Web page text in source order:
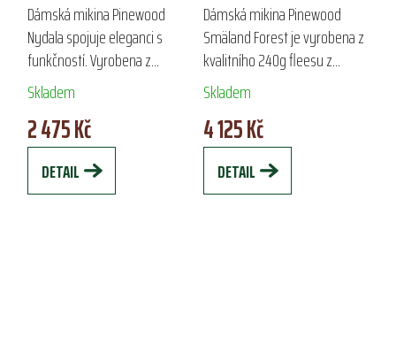
Dámská mikina Pinewood
Nydala spojuje eleganci s
funkčností. Vyrobena z
kvalitního teplého fleesu,
poskytuje vynikající tepelnou
izolaci a pohodlí. Praktické
kapsy na zip a...
Skladem
2 475 Kč
DETAIL
SMÄLAND FOREST
Dámská mikina Pinewood
Smäland Forest je vyrobena z
kvalitního 240g fleesu z
recyklovaného polyesteru,
ideální pro lov a outdoorové
aktivity. Díky tichému
materiálu ji můžete...
Skladem
4 125 Kč
DETAIL